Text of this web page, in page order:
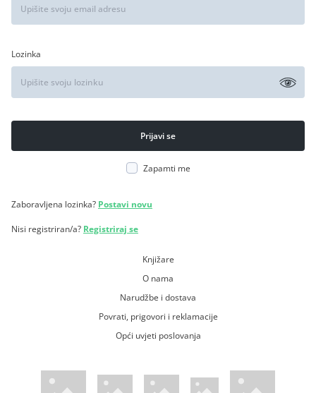
Lozinka
Zapamti me
Zaboravljena lozinka? Postavi novu
Nisi registriran/a? Registriraj se
Knjižare
O nama
Narudžbe i dostava
Povrati, prigovori i reklamacije
Opći uvjeti poslovanja
WsPay web stranicaMaestro web stranicaMastercard web stranicaAmerican Express web stranica
Visa web stranica